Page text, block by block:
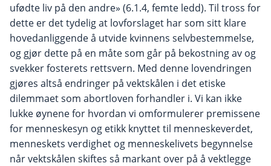
ufødte liv på den andre» (6.1.4, femte ledd). Til tross for
dette er det tydelig at lovforslaget har som sitt klare
hovedanliggende å utvide kvinnens selvbestemmelse,
og gjør dette på en måte som går på bekostning av og
svekker fosterets rettsvern. Med denne lovendringen
gjøres altså endringer på vektskålen i det etiske
dilemmaet som abortloven forhandler i. Vi kan ikke
lukke øynene for hvordan vi omformulerer premissene
for menneskesyn og etikk knyttet til menneskeverdet,
menneskets verdighet og menneskelivets begynnelse
når vektskålen skiftes så markant over på å vektlegge